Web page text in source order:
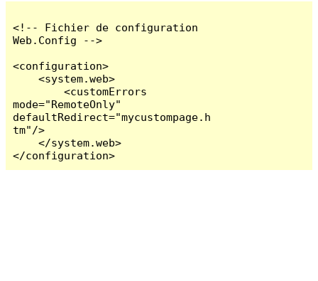
<!-- Fichier de configuration
Web.Config -->
<configuration>
    <system.web>
        <customErrors
mode="RemoteOnly"
defaultRedirect="mycustompage.h
tm"/>
    </system.web>
</configuration>